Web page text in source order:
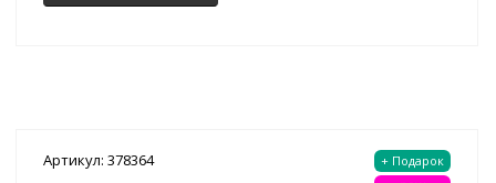
Артикул: 378364 + Подарок